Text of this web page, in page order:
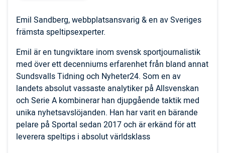
Emil Sandberg, webbplatsansvarig & en av Sveriges
främsta speltipsexperter.
Emil är en tungviktare inom svensk sportjournalistik
med över ett decenniums erfarenhet från bland annat
Sundsvalls Tidning och Nyheter24. Som en av
landets absolut vassaste analytiker på Allsvenskan
och Serie A kombinerar han djupgående taktik med
unika nyhetsavslöjanden. Han har varit en bärande
pelare på Sportal sedan 2017 och är erkänd för att
leverera speltips i absolut världsklass